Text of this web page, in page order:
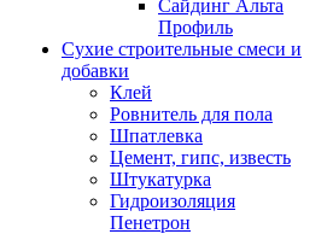
Сайдинг Альта
Профиль
Сухие строительные смеси и
добавки
Клей
Ровнитель для пола
Шпатлевка
Цемент, гипс, известь
Штукатурка
Гидроизоляция
Пенетрон